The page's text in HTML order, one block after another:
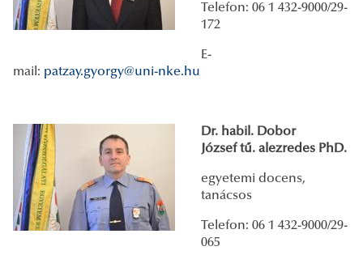
Telefon: 06 1 432-9000/29-
172
E-
mail: patzay.gyorgy@uni-nke.hu
Dr. habil. Dobor
József tű. alezredes PhD.
egyetemi docens,
tanácsos
Telefon: 06 1 432-9000/29-
065